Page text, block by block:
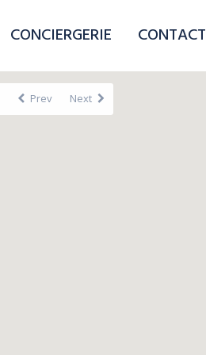
CONCIERGERIE CONTACT
Prev Next